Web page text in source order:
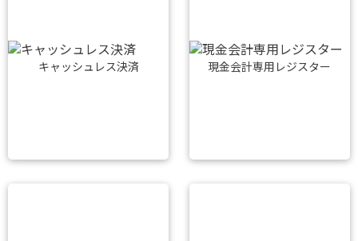
キャッシュレス決済 現金会計専用レジスター